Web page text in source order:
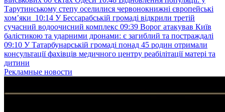
Тарутинському степу оселилися червонокнижні європейські
хом’яки 10:14 У Бессарабській громаді відкрили третій
сучасний водоочисний комплекс 09:39 Ворог атакував Київ
балістикою та ударними дронами: є загиблий та постраждалі
09:10 У Татарбунарській громаді понад 45 родин отримали
консультації фахівців медичного центру реабілітації матері та
дитини
Рекламные новости